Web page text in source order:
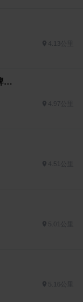
4.13公里
涮樂和牛鍋物 食べ放題 第一品牌 新竹經國店
4.97公里
4.51公里
5.01公里
5.16公里